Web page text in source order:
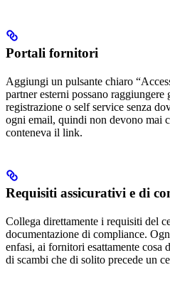
Portali fornitori
Aggiungi un pulsante chiaro
partner esterni possano
registrazione o self service senza
ogni email, quindi non devono mai
conteneva il link.
Requisiti assicurativi e di
Collega direttamente i requisiti del
documentazione di compliance.
enfasi, ai fornitori esattamente
di scambi che di solito precede un